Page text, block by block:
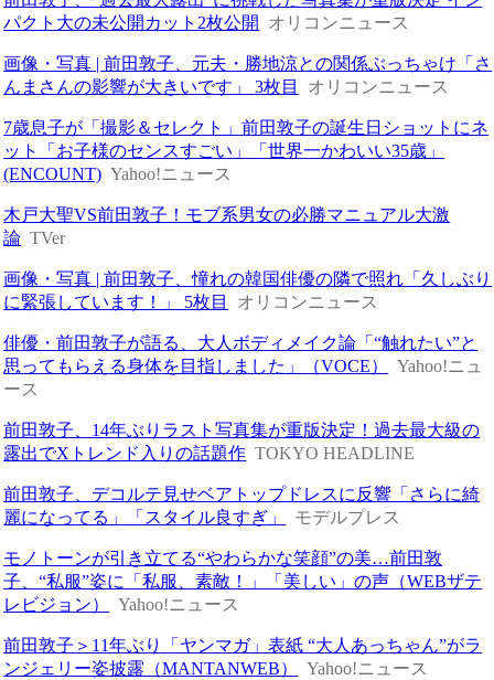
パクト大の未公開カット2枚公開
オリコンニュース
画像・写真 | 前田敦子、元夫・勝地涼との関係ぶっちゃけ「さ
んまさんの影響が大きいです」 3枚目
オリコンニュース
7歳息子が「撮影＆セレクト」前田敦子の誕生日ショットにネ
ット「お子様のセンスすごい」「世界一かわいい35歳」
(ENCOUNT) Yahoo!ニュース
木戸大聖VS前田敦子！モブ系男女の必勝マニュアル大激
論 TVer
画像・写真 | 前田敦子、憧れの韓国俳優の隣で照れ「久しぶり
に緊張しています！」 5枚目
オリコンニュース
俳優・前田敦子が語る、大人ボディメイク論「“触れたい”と
思ってもらえる身体を目指しました」（VOCE）
Yahoo!ニュ
ース
前田敦子、14年ぶりラスト写真集が重版決定！過去最大級の
露出でXトレンド入りの話題作 TOKYO HEADLINE
前田敦子、デコルテ見せベアトップドレスに反響「さらに綺
麗になってる」「スタイル良すぎ」
モデルプレス
モノトーンが引き立てる“やわらかな笑顔”の美…前田敦
子、“私服”姿に「私服、素敵！」「美しい」の声（WEBザテ
レビジョン）
Yahoo!ニュース
前田敦子＞11年ぶり「ヤンマガ」表紙 “大人あっちゃん”がラ
ンジェリー姿披露（MANTANWEB）
Yahoo!ニュース